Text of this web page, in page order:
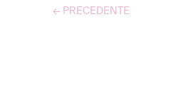
← PRECEDENTE